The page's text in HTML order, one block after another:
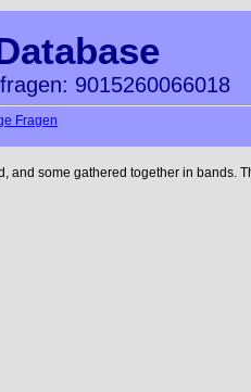
9015260066018
Fragen
some gathered together in bands.